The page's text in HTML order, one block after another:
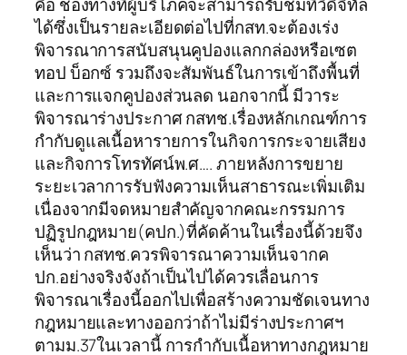
คือ ช่องทางที่ผู้บริโภคจะสามารถรับชมทีวีดิจิทัล
ได้ซึ่งเป็นรายละเอียดต่อไปที่กสท.จะต้องเร่ง
พิจารณาการสนับสนุนคูปองแลกกล่องหรือเซต
ทอป บ็อกซ์ รวมถึงจะสัมพันธ์ในการเข้าถึงพื้นที่
และการแจกคูปองส่วนลด นอกจากนี้ มีวาระ
พิจารณาร่างประกาศ กสทช.เรื่องหลักเกณฑ์การ
กำกับดูแลเนื้อหารายการในกิจการกระจายเสียง
และกิจการโทรทัศน์พ.ศ…. ภายหลังการขยาย
ระยะเวลาการรับฟังความเห็นสาธารณะเพิ่มเติม
เนื่องจากมีจดหมายสำคัญจากคณะกรรมการ
ปฏิรูปกฎหมาย(คปก.)ที่คัดค้านในเรื่องนี้ด้วยจึง
เห็นว่า กสทช.ควรพิจารณาความเห็นจากค
ปก.อย่างจริงจังถ้าเป็นไปได้ควรเลื่อนการ
พิจารณาเรื่องนี้ออกไปเพื่อสร้างความชัดเจนทาง
กฎหมายและทางออกว่าถ้าไม่มีร่างประกาศฯ
ตามม.37ในเวลานี้ การกำกับเนื้อหาทางกฎหมาย